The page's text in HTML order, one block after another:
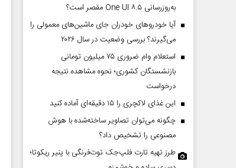
به‌روزرسانی One UI ۸.۵ مقصر است؟
آیا خودروهای خودران جای ماشین‌های معمولی را
می‌گیرند؟ بررسی وضعیت در سال ۲۰۲۶
استعلام وام ضروری ۷۵ میلیون تومانی
بازنشستگان کشوری؛ نحوه مشاهده نتیجه
درخواست
این غذای لاکچری را ۱۵ دقیقه‌ای آماده کنید
چگونه می‌توان تصاویر ساخته‌شده با هوش
مصنوعی را تشخیص داد؟
طرز تهیه تارت فلپ‌جک توت‌فرنگی با پنیر ریکوتا؛